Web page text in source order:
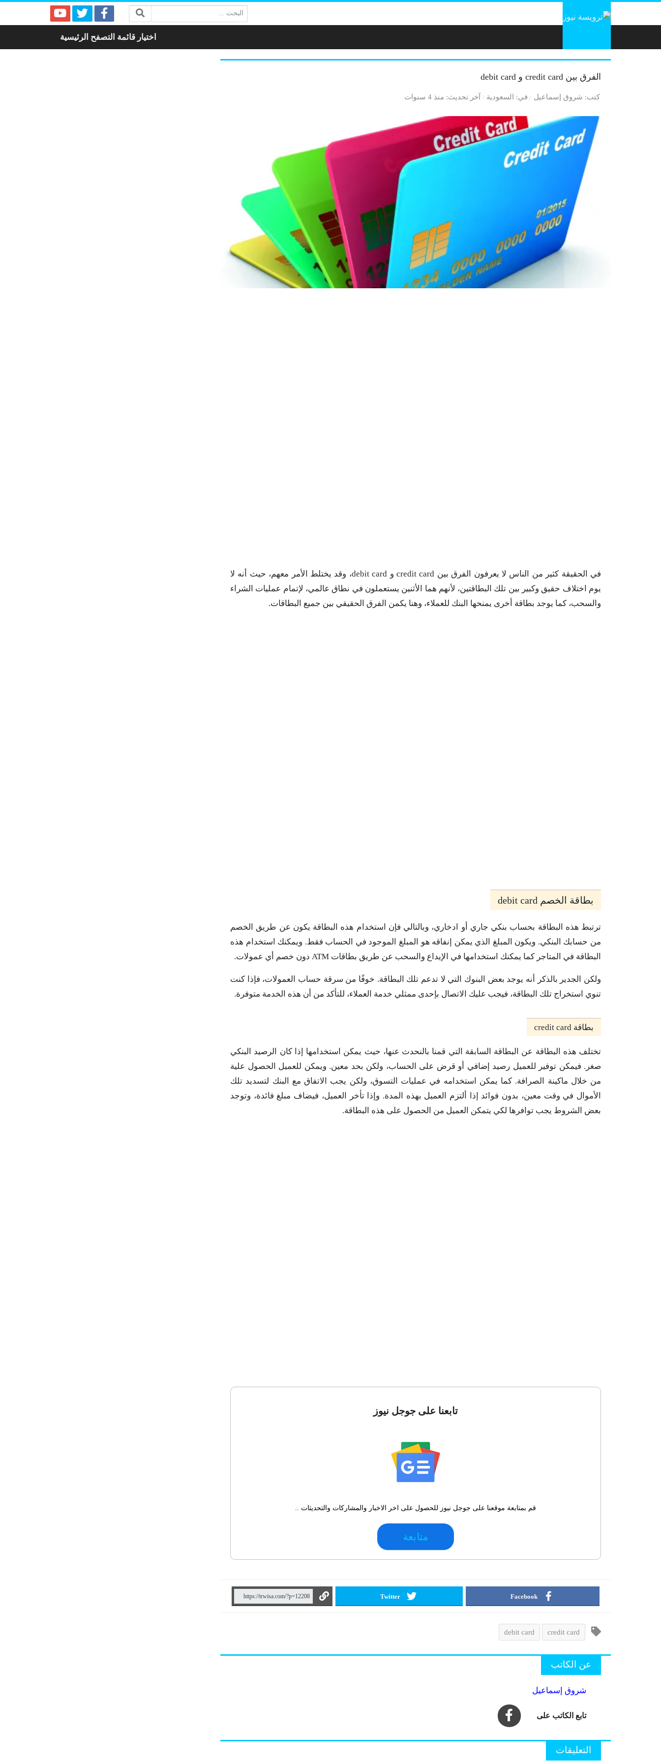
البحث:
اختيار قائمة التصفح الرئيسية
الفرق بين credit card و debit card
كتب شروق إسماعيل في السعودية آخر تحديث منذ 4 سنوات
في الحقيقة كثير من الناس لا يعرفون الفرق بين credit card و debit card، وقد يختلط الأمر معهم، حيث أنه لا
يوم اختلاف حقيق وكبير بين تلك البطاقتين، لأنهم هما الأثنين يستعملون في نطاق عالمي، لإتمام عمليات الشراء
والسحب، كما يوجد بطاقة أخرى يمنحها البنك للعملاء، وهنا يكمن الفرق الحقيقي بين جميع البطاقات.
بطاقة الخصم debit card
ترتبط هذه البطاقة بحساب بنكي جاري أو ادخاري، وبالتالي فإن استخدام هذه البطاقة يكون عن طريق الخصم
من حسابك البنكي. ويكون المبلغ الذي يمكن إنفاقه هو المبلغ الموجود في الحساب فقط. ويمكنك استخدام هذه
البطاقة في المتاجر كما يمكنك استخدامها في الإيداع والسحب عن طريق بطاقات ATM دون خصم أي عمولات.
ولكن الجدير بالذكر أنه يوجد بعض البنوك التي لا تدعم تلك البطاقة. خوفًا من سرقة حساب العمولات، فإذا كنت
تنوي استخراج تلك البطاقة، فيجب عليك الاتصال بإحدى ممثلي خدمة العملاء، للتأكد من أن هذه الخدمة متوفرة.
بطاقة credit card
تختلف هذه البطاقة عن البطاقة السابقة التي قمنا بالنحدث عنها، حيث يمكن استخدامها إذا كان الرصيد البنكي
صغر. فيمكن توفير للعميل رصيد إضافي أو قرض على الحساب، ولكن بحد معين. ويمكن للعميل الحصول علية
من خلال ماكينة الصرافة. كما يمكن استخدامه في عمليات التسوق، ولكن يجب الاتفاق مع البنك لتسديد تلك
الأموال في وقت معين، بدون فوائد إذا ألتزم العميل بهذه المدة. وإذا تأخر العميل، فيضاف مبلغ فائدة، وتوجد
بعض الشروط يجب توافرها لكي يتمكن العميل من الحصول على هذه البطاقة.
تابعنا على جوجل نيوز
قم بمتابعة موقعنا على جوجل نيوز للحصول على اخر الاخبار والمشاركات والتحديثات ..
متابعة
Facebook
Twitter
credit card
debit card
عن الكاتب
شروق إسماعيل
التعليقات